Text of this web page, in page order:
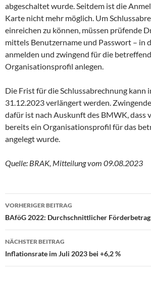
abgeschaltet wurde. Seitdem ist die
Karte nicht mehr möglich. Um
einreichen zu können, müssen prüfende
mittels Benutzername und Passwort – in
anmelden und zwingend für die
Organisationsprofil anlegen.
Die Frist für die Schlussabrechnung kann
31.12.2023 verlängert werden.
dafür ist nach Auskunft des BMWK, dass
bereits ein Organisationsprofil für das
angelegt wurde.
Quelle: BRAK, Mitteilung vom 09.08.2023
Beitragsnavigation
VORHERIGER BEITRAG
BAföG 2022: Durchschnittlicher Förderbetrag
NÄCHSTER BEITRAG
Inflationsrate im Juli 2023 bei +6,2 %